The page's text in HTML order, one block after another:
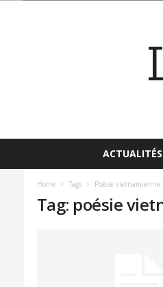
ACTUALITÉS
Home Tags Poésie vietnamienne
Tag: poésie